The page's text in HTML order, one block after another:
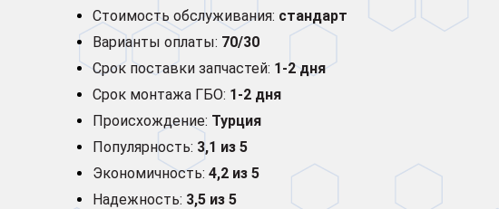
Стоимость обслуживания: стандарт
Варианты оплаты: 70/30
Срок поставки запчастей: 1-2 дня
Срок монтажа ГБО: 1-2 дня
Происхождение: Турция
Популярность: 3,1 из 5
Экономичность: 4,2 из 5
Надежность: 3,5 из 5